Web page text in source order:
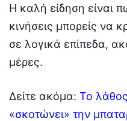
Η καλή είδηση είναι
κινήσεις μπορείς να
σε λογικά επίπεδα,
μέρες.
Δείτε ακόμα: Το λάθος
«σκοτώνει» την